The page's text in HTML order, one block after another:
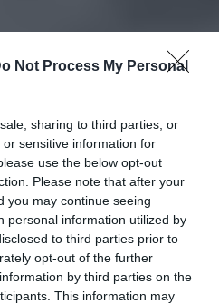
Not Process My Personal
sharing to third parties, or
sensitive information for
use the below opt-out
Please note that after your
you may continue seeing
personal information utilized by
to third parties prior to
opt-out of the further
by third parties on the
This information may